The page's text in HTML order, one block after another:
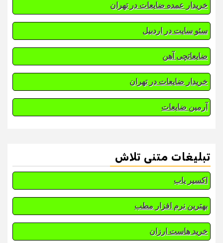
خریدار عمده ضایعات در تهران
سئو سایت در اردبیل
ضایعاتچی آهن
خریدار ضایعات در تهران
آرمین ضایعات
تبلیغات متنی تلاش
اکسیر یاب
بهترین نرم افزار مطب
خرید هاست ارزان